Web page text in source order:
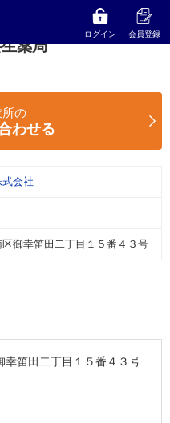
ログイン 会員登録
薬局
所の
わせる
会社
御幸笛田二丁目１５番４３号
幸笛田二丁目１５番４３号